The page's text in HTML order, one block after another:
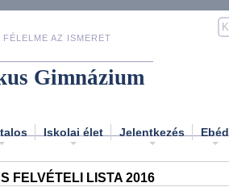
AZ ISMERET
Gimnázium
Iskolai élet Jelentkezés Ebéd
FELVÉTELI LISTA 2016